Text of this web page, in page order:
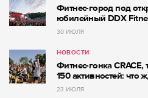
Фитнес-город под
юбилейный DDX
30 ИЮЛЯ
НОВОСТИ
Фитнес-гонка
150 активностей: что
23 ИЮЛЯ